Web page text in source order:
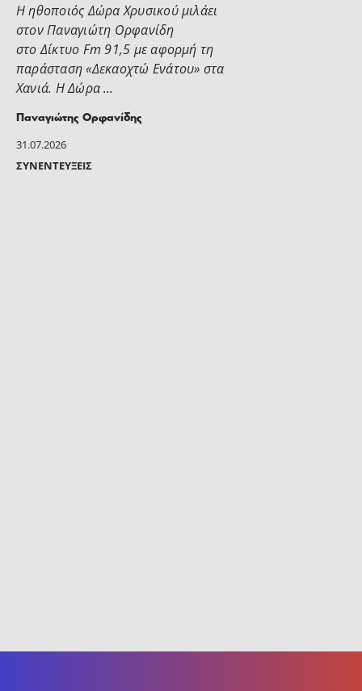
31.07.2026
ΣΥΝΕΝΤΕΎΞΕΙΣ
Η ηθοποιός Δώρα Χρυσικού μιλάει
στoν Παναγιώτη Ορφανίδη
στο Δίκτυο Fm 91,5 με αφορμή τη
παράσταση «Δεκαοχτώ Ενάτου» στα
Χανιά. Η Δώρα …
Παναγιώτης Ορφανίδης